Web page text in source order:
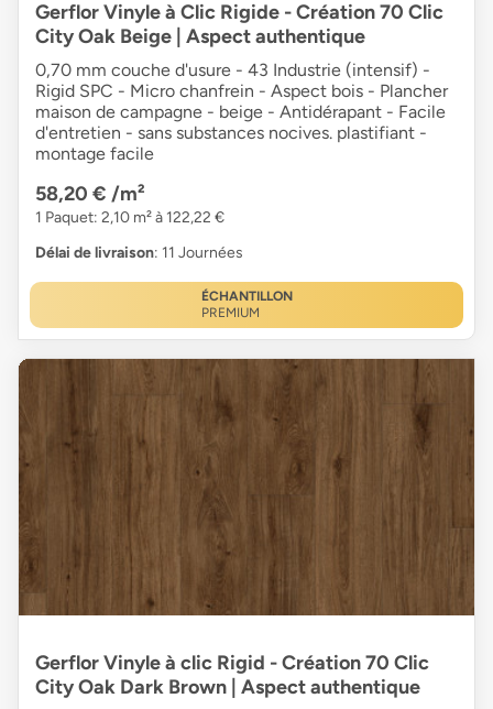
Gerflor Vinyle à Clic Rigide - Création 70 Clic
City Oak Beige | Aspect authentique
0,70 mm couche d'usure - 43 Industrie (intensif) -
Rigid SPC - Micro chanfrein - Aspect bois - Plancher
maison de campagne - beige - Antidérapant - Facile
d'entretien - sans substances nocives. plastifiant -
montage facile
58,20 € /m²
1 Paquet: 2,10 m² à 122,22 €
Délai de livraison: 11 Journées
ÉCHANTILLON
PREMIUM
Gerflor Vinyle à clic Rigid - Création 70 Clic
City Oak Dark Brown | Aspect authentique